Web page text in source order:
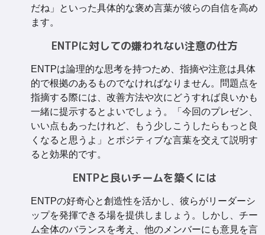
だね」といった具体的な褒め言葉が彼らの自信を高め
ます。
ENTPに対しての嫌われない注意の仕方
ENTPは論理的な思考を持つため、指摘や注意は具体
的で根拠のあるものでなければなりません。問題点を
指摘する際には、改善方法や次にどうすれば良いかも
一緒に提示するとよいでしょう。「今回のプレゼン、
いい点もあったけれど、もう少しこうしたらもっと良
くなると思うよ」とポジティブな言葉を交えて説明す
ると効果的です。
ENTPと良いチームを築くには
ENTPの好奇心と創造性を活かし、彼らがリーダーシ
ップを発揮できる場を提供しましょう。しかし、チー
ム全体のバランスを考え、他のメンバーにも意見を言